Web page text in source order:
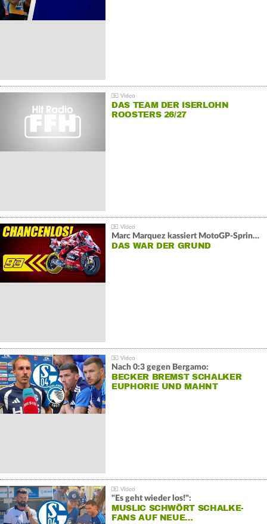
DAS TEAM DER ISERLOHN
ROOSTERS 26/27
Marc Marquez kassiert MotoGP-Sprint-Schlappe:
DAS WAR DER GRUND
Nach 0:3 gegen Bergamo:
BECKER BREMST SCHALKER
EUPHORIE UND MAHNT
"Es geht wieder los!":
MUSLIC SCHWÖRT SCHALKE-
FANS AUF NEUE…